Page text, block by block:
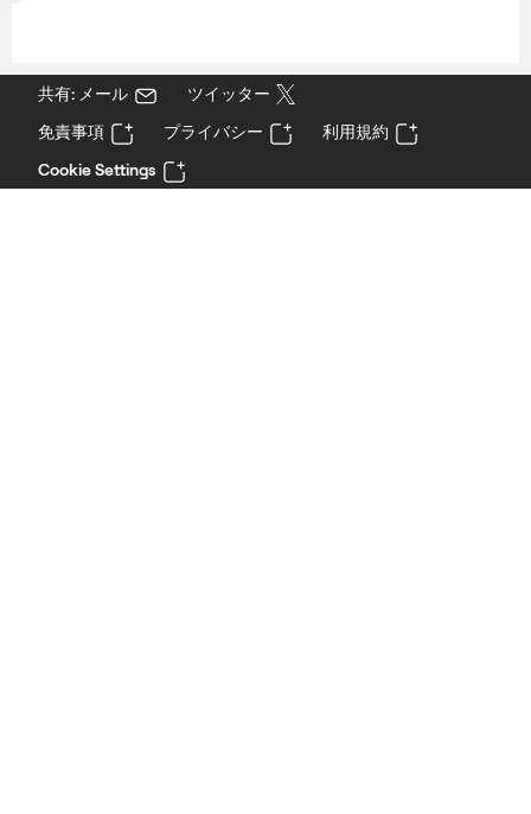
共有: メール
ツイッター
免責事項
プライバシー
利用規約
Cookie Settings